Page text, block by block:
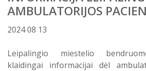
Profilaktinio
Atostogaujantys ir
AMBULATORIJOS
2024 08 13
Leipalingio miestelio
klaidingai informacijai dėl